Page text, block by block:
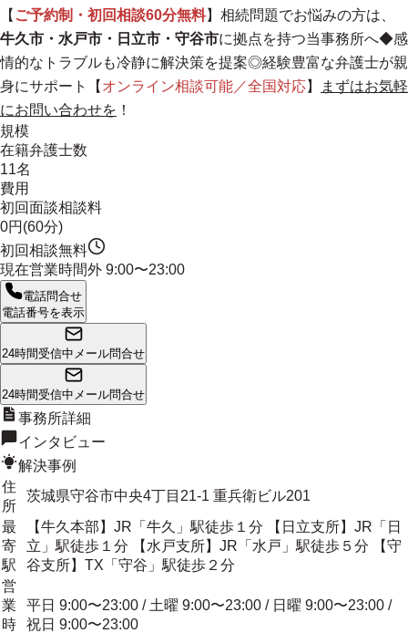
【 ご予約制・初回相談60分無料】相続問題でお悩みの方は、
牛久市・水戸市・日立市・守谷市に拠点を持つ当事務所へ◆感
情的なトラブルも冷静に解決策を提案◎経験豊富な弁護士が親
身にサポート
【 オンライン相談可能／全国対応】
まずはお気軽
にお問い合わせを ！
規模
在籍弁護士数
11名
費用
初回面談相談料
0円(60分)
初回相談無料
現在営業時間外 9:00〜23:00
電話問合せ
電話番号を表示
24時間受信中 メール問合せ
24時間受信中 メール問合せ
事務所詳細
インタビュー
解決事例
住
所
茨城県守谷市中央4丁目21-1 重兵衛ビル201
最
寄
駅
【牛久本部】JR「牛久」駅徒歩１分 【日立支所】JR「日
立」駅徒歩１分 【水戸支所】JR「水戸」駅徒歩５分 【守
谷支所】TX「守谷」駅徒歩２分
営
業
時
平日 9:00〜23:00 / 土曜 9:00〜23:00 / 日曜 9:00〜23:00 /
祝日 9:00〜23:00